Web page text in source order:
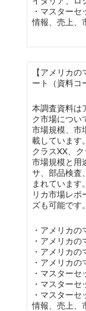
・マスター
情報、売上、
【アメリカ
ート（資料コ
本調査資料は
ク市場につい
市場規模、市
載しています
クラスXX、
市場規模と用
サ、部品検査
まれています
リカ市場レポ
ズも可能です。
・アメリカ
・アメリカ
・アメリカ
・アメリカ
・マスター
・マスター
・マスター
情報、売上、